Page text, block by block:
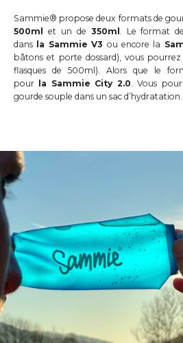
Sammie® propose deux formats de
500ml
et un de 350ml . Le format
dans
la Sammie V3 ou encore la
bâtons et porte dossard), vous
flasques de 500ml). Alors que le
pour
la Sammie City 2.0. Vous
gourde souple dans un sac d’hydratation.